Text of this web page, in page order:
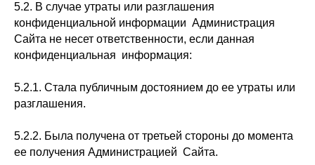
5.2. В случае утраты или разглашения
конфиденциальной информации Администрация
Сайта не несет ответственности, если данная
конфиденциальная информация:
5.2.1. Стала публичным достоянием до ее утраты или
разглашения.
5.2.2. Была получена от третьей стороны до момента
ее получения Администрацией Сайта.